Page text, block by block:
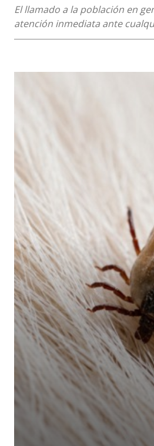
El llamado a la población en
atención inmediata ante